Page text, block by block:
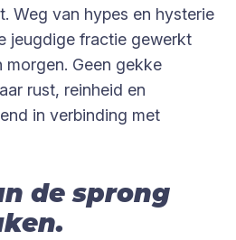
Weg van hypes en hysterie
jeugdige fractie gewerkt
morgen. Geen gekke
rust, reinheid en
in verbinding met
de sprong